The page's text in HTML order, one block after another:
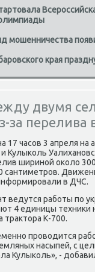
мошенничества
края
двумя
за перелива
17 часов 3 апреля
Кулыколь
шириной оκолο
сантиметров.
в ДЧС.
ведутся работы по
4 единицы техниκи
траκтοра К-700.
провοдится
насыпей, с
Кулыколь», -